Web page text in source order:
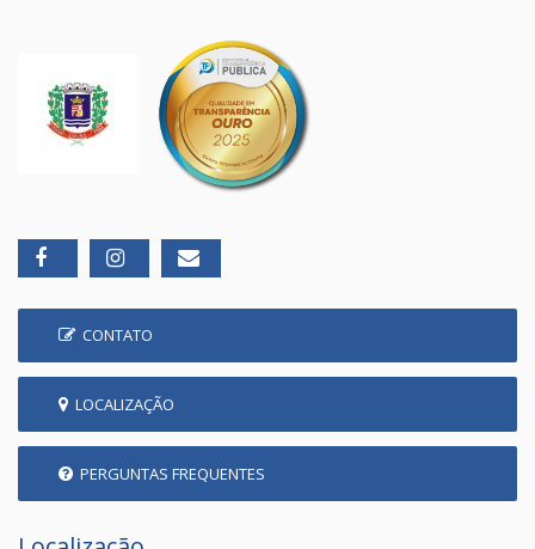
CONTATO
LOCALIZAÇÃO
PERGUNTAS FREQUENTES